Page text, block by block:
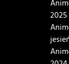
2025